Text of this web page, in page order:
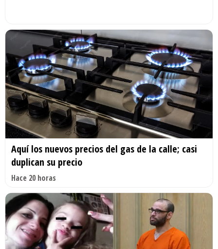
Aquí los nuevos precios del gas de la calle; casi
duplican su precio
Hace 20 horas